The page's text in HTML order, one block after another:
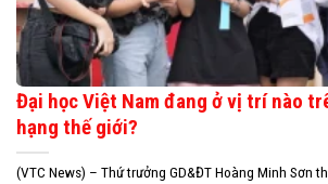
Đại học Việt Nam đang ở vị trí nào
hạng thế giới?
(VTC News) – Thứ trưởng GD&ĐT Hoàng Minh Sơn